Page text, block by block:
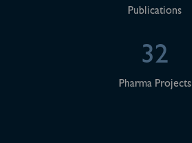
Publications
32
Pharma Projects